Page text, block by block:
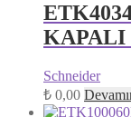
KAPALI
Schneider
₺ 0,00